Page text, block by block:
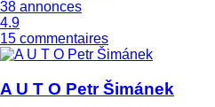
38 annonces
4.9
15 commentaires
A U T O Petr Šimánek